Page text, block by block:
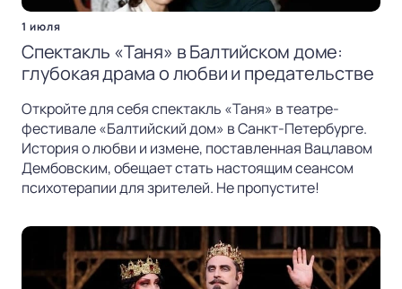
1 июля
Спектакль «Таня» в Балтийском доме:
глубокая драма о любви и предательстве
Откройте для себя спектакль «Таня» в театре-
фестивале «Балтийский дом» в Санкт-Петербурге.
История о любви и измене, поставленная Вацлавом
Дембовским, обещает стать настоящим сеансом
психотерапии для зрителей. Не пропустите!